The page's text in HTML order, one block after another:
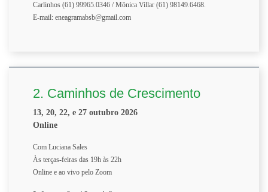
Carlinhos (61) 99965.0346 / Mônica Villar (61) 98149.6468.
E-mail: eneagramabsb@gmail.com
2. Caminhos de Crescimento
13, 20, 22, e 27 outubro 2026
Online
Com Luciana Sales
Às terças-feiras das 19h às 22h
Online e ao vivo pelo Zoom